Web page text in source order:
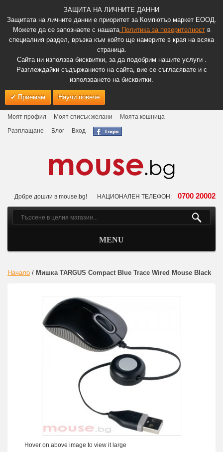
ЗАЩИТА НА ЛИЧНИТЕ ДАННИ
Защитата на личните данни е приоритет за Компютър маркет ЕООД.
Можете да се запознаете с нашатаПолитика за поверителноств
специалния раздел, връзка към който ще намерите в края на всяка
страница.
Сайта ни използва бисквитки, за да подобрим нашите услуги .
Разглеждайки съдържанието на сайта, вие се съгласявате и с
използването на бисквитки.
Приемам Научи повече
Моят профил Моят списък желани
Моята кошница
Разплащане
Блог Вход
Добре дошли в mouse.bg! НАЦИОНАЛЕН ТЕЛЕФОН: 0700 20002
MENU
Начало / Мишка TARGUS Compact Blue Trace Wired Mouse Black
Hover on above image to view it large